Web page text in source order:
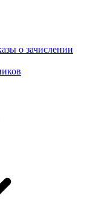
о зачислении